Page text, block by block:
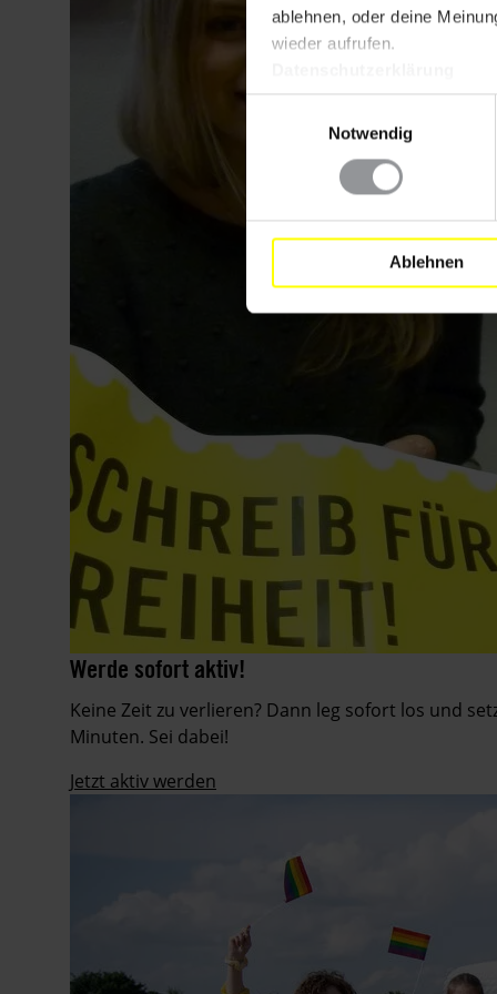
ablehnen, oder deine
wieder aufrufen.
Notwendig
Ablehnen
Aktion
am
Städtischen
Gymnasium
Erwitte
Nordrhein-
Dezember
©
©
Martin
Huckebrink
Werde sofort aktiv!
Keine Zeit zu verlieren? Dann leg sofort los und
Minuten. Sei dabei!
Jetzt aktiv werden